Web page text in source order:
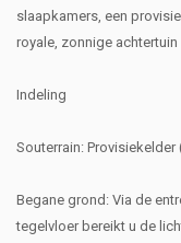
slaapkamers, een
royale, zonnige
Indeling
Souterrain: Provisiekelder
Begane grond: Via de
tegelvloer bereikt u de